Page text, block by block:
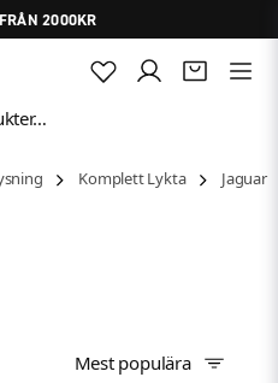
2000KR
Komplett Lykta Jaguar
Mest populära